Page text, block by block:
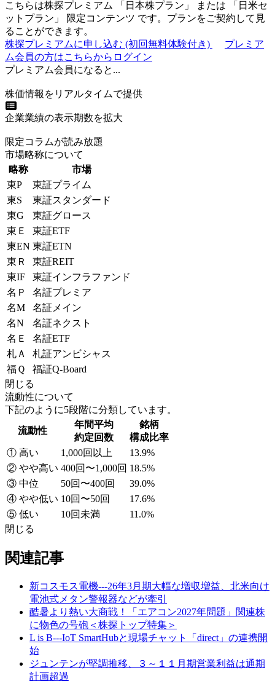
こちらは株探プレミアム 「 日本株プラン 」 または 「 日米セ
ットプラン 」 限定コンテンツ です。プランをご契約して見
ることができます。
株探プレミアムに申し込む (初回無料体験付き)
プレミア
ム会員の方はこちらからログイン
プレミアム会員になると...
株価情報をリアルタイムで提供
企業業績の表示期数を拡大
限定コラムが読み放題
市場略称について
略称
市場
東P
東証プライム
東S
東証スタンダード
東G
東証グロース
東Ｅ
東証ETF
東EN 東証ETN
東Ｒ
東証REIT
東IF
東証インフラファンド
名Ｐ
名証プレミア
名M
名証メイン
名N
名証ネクスト
名Ｅ
名証ETF
札Ａ
札証アンビシャス
福Ｑ
福証Q-Board
閉じる
流動性について
下記のように5段階に分類しています。
流動性
年間平均
約定回数
銘柄
構成比率
① 高い
1,000回以上
13.9%
② やや高い 400回〜1,000回 18.5%
③ 中位
50回〜400回
39.0%
④ やや低い 10回〜50回
17.6%
⑤ 低い
10回未満
11.0%
閉じる
関連記事
新コスモス電機---26年3月期大幅な増収増益、北米向け
電池式メタン警報器などが牽引
酷暑より熱い大商戦！「エアコン2027年問題」関連株
に物色の号砲＜株探トップ特集＞
L is B---IoT SmartHubと現場チャット「direct」の連携開
始
ジュンテンが堅調推移、３～１１月期営業利益は通期
計画超過